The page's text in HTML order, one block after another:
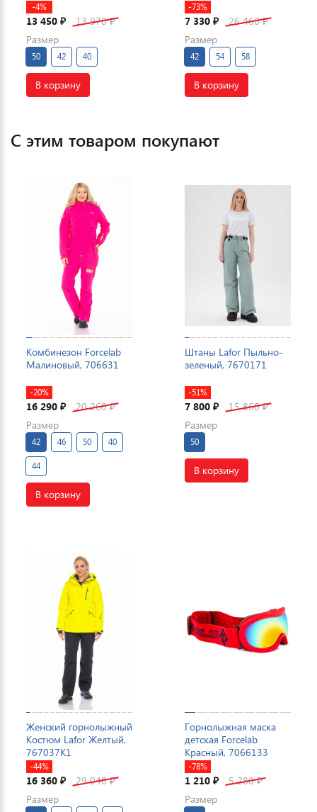
-4%
13 450 ₽ 13 970₽
Размер
50 42 40
В корзину
-73%
7 330 ₽ 26 460₽
Размер
42 54 58
В корзину
С этим товаром покупают
Комбинезон Forcelab
Малиновый, 706631
-20%
16 290 ₽ 20 260₽
Размер
42 46 50 40
44
В корзину
Штаны Lafor Пыльно-
зеленый, 7670171
-51%
7 800 ₽ 15 860₽
Размер
50
В корзину
Женский горнолыжный
Костюм Lafor Желтый,
767037K1
-44%
16 360 ₽ 29 040₽
Размер
Горнолыжная маска
детская Forcelab
Красный, 7066133
-78%
1 210 ₽ 5 280₽
Размер